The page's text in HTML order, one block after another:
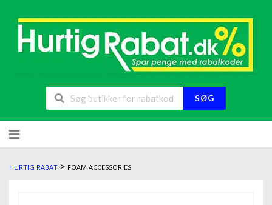
SØG
HURTIG RABAT > FOAM ACCESSORIES